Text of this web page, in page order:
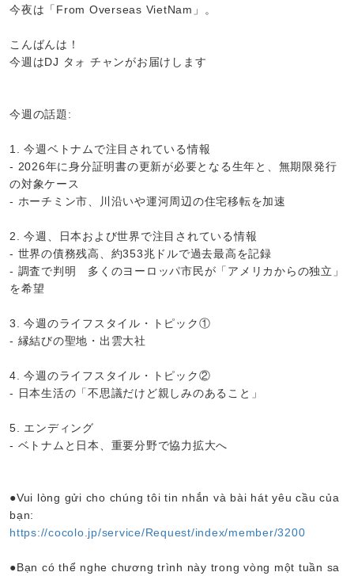
今夜は「From Overseas VietNam」。
こんばんは！
今週はDJ タォ チャンがお届けします
今週の話題:
1. 今週ベトナムで注目されている情報
- 2026年に身分証明書の更新が必要となる生年と、無期限発行
の対象ケース
- ホーチミン市、川沿いや運河周辺の住宅移転を加速
2. 今週、日本および世界で注目されている情報
- 世界の債務残高、約353兆ドルで過去最高を記録
- 調査で判明 多くのヨーロッパ市民が「アメリカからの独立」
を希望
3. 今週のライフスタイル・トピック①
- 縁結びの聖地・出雲大社
4. 今週のライフスタイル・トピック②
- 日本生活の「不思議だけど親しみのあること」
5. エンディング
- ベトナムと日本、重要分野で協力拡大へ
●Vui lòng gửi cho chúng tôi tin nhắn và bài hát yêu cầu của
bạn:
https://cocolo.jp/service/Request/index/member/3200
●Bạn có thể nghe chương trình này trong vòng một tuần sa